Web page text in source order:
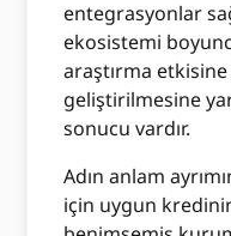
entegrasyonlar
ekosistemi
araştırma
geliştirilmesine
sonucu vardır.
Adın anlam
için uygun